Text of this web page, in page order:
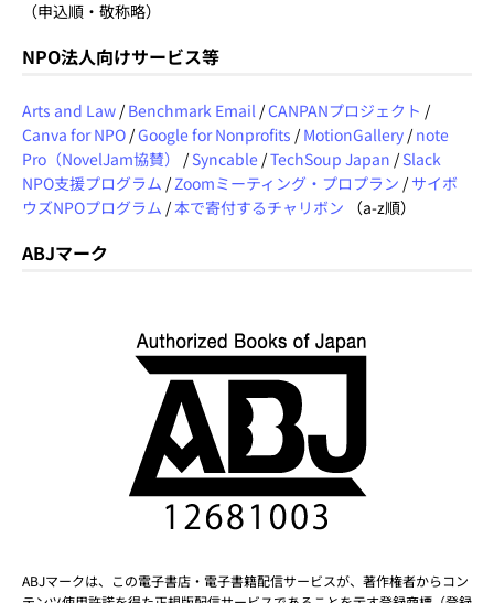
（申込順・敬称略）
NPO法人向けサービス等
Arts and Law / Benchmark Email /CANPANプロジェクト /
Canva for NPO /Google for Nonprofits / MotionGallery / note
Pro（NovelJam協賛）
/ Syncable /TechSoup Japan / Slack
NPO支援プログラム /Zoomミーティング・プロプラン / サイボ
ウズNPOプログラム /本で寄付するチャリボン （a-z順）
ABJマーク
ABJマークは、この電子書店・電子書籍配信サービスが、著作権者からコン